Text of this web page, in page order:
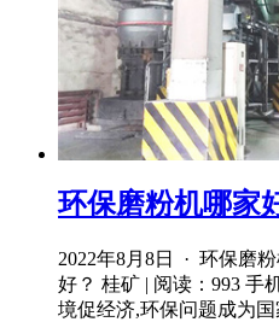
环保磨粉机哪家
2022年8月8日 · 环保磨
好？ 桂矿 | 阅读：993 手
境促经济,环保问题成为